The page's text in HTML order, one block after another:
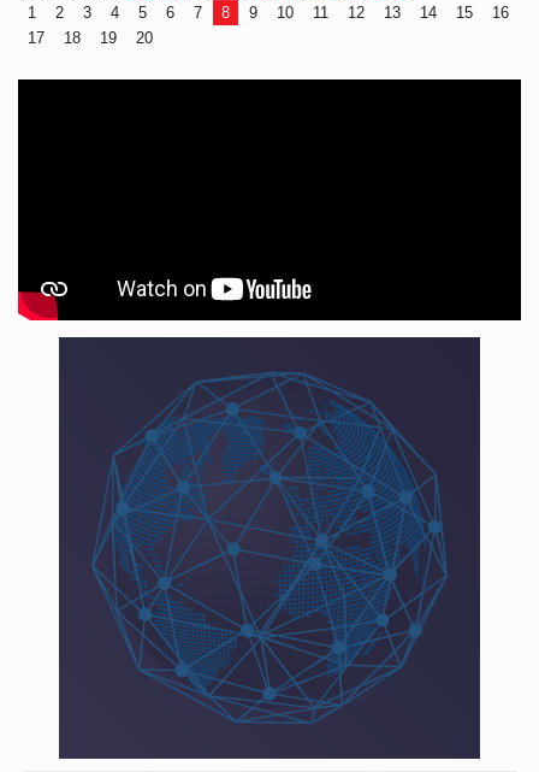
1 2 3 4 5 6 7 8 9 10 11 12 13 14 15
16
17
18 19 20